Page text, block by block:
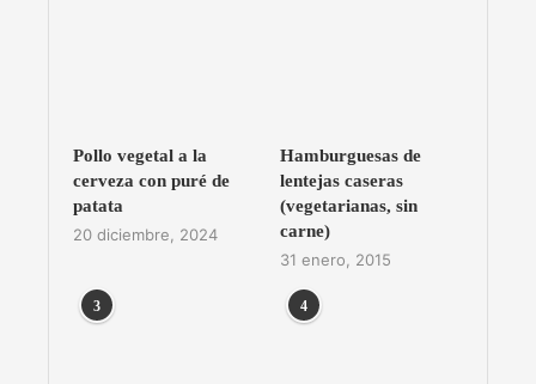
Pollo vegetal a la
cerveza con puré de
patata
20 diciembre, 2024
Hamburguesas de
lentejas caseras
(vegetarianas, sin
carne)
31 enero, 2015
3 4